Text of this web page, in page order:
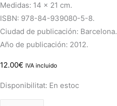
Medidas: 14 x 21 cm.
ISBN: 978-84-939080-5-8.
Ciudad de publicación: Barcelona.
Año de publicación: 2012.
12.00€ IVA incluido
Disponibilitat: En estoc